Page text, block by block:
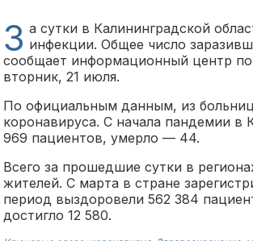
З а сутки в Калининградской
инфекции. Общее число
сообщает информационный центр по
вторник, 21 июля.
По официальным данным, из
коронавируса. С начала пандемии в
969 пациентов, умерло — 44.
Всего за прошедшие сутки в
жителей. С марта в стране
период выздоровели 562 384
достигло 12 580.